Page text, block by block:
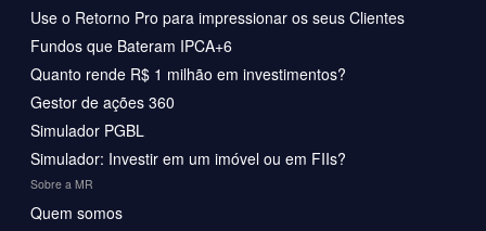
Use o Retorno Pro para impressionar os seus Clientes
Fundos que Bateram IPCA+6
Quanto rende R$ 1 milhão em investimentos?
Gestor de ações 360
Simulador PGBL
Simulador: Investir em um imóvel ou em FIIs?
Sobre a MR
Quem somos